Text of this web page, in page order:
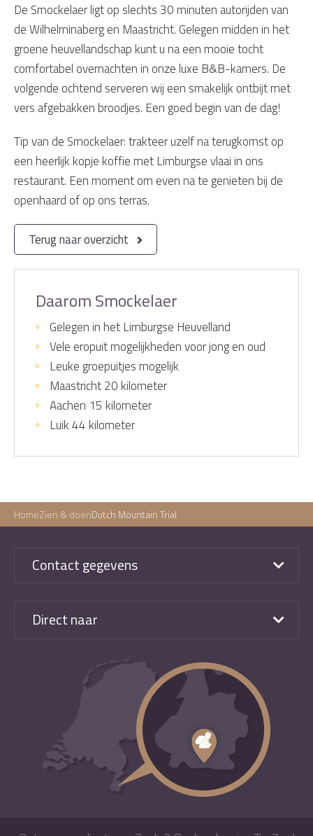
De Smockelaer ligt op slechts 30 minuten autorijden van
de Wilhelminaberg en Maastricht. Gelegen midden in het
groene heuvellandschap kunt u na een mooie tocht
comfortabel overnachten in onze luxe B&B-kamers. De
volgende ochtend serveren wij een smakelijk ontbijt met
vers afgebakken broodjes. Een goed begin van de dag!
Tip van de Smockelaer: trakteer uzelf na terugkomst op
een heerlijk kopje koffie met Limburgse vlaai in ons
restaurant. Een moment om even na te genieten bij de
openhaard of op ons terras.
Terug naar overzicht
Daarom Smockelaer
Gelegen in het Limburgse Heuvelland
Vele eropuit mogelijkheden voor jong en oud
Leuke groepuitjes mogelijk
Maastricht 20 kilometer
Aachen 15 kilometer
Luik 44 kilometer
HomeZien & doenDutch Mountain Trial
Contact gegevens
Direct naar